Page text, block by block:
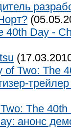
40th Day -
Two: The
The 40th
анонс